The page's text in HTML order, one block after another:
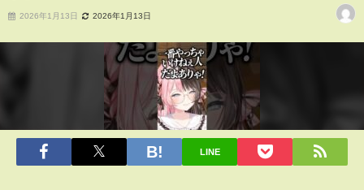
2026年1月13日 2026年1月13日
LINE